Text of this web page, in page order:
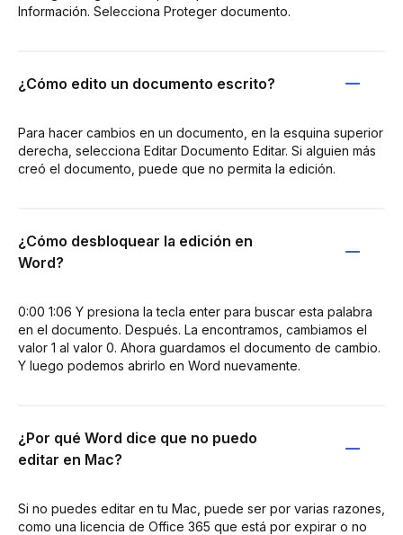
Información. Selecciona Proteger documento.
¿Cómo edito un documento escrito?
Para hacer cambios en un documento, en la esquina superior
derecha, selecciona Editar Documento Editar. Si alguien más
creó el documento, puede que no permita la edición.
¿Cómo desbloquear la edición en
Word?
0:00 1:06 Y presiona la tecla enter para buscar esta palabra
en el documento. Después. La encontramos, cambiamos el
valor 1 al valor 0. Ahora guardamos el documento de cambio.
Y luego podemos abrirlo en Word nuevamente.
¿Por qué Word dice que no puedo
editar en Mac?
Si no puedes editar en tu Mac, puede ser por varias razones,
como una licencia de Office 365 que está por expirar o no